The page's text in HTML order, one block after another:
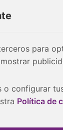
para
o configurar
Política de